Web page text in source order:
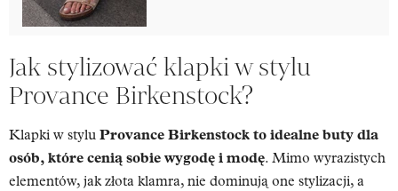
Jak stylizować klapki w stylu
Provance Birkenstock?
Klapki w stylu Provance Birkenstock to idealne buty dla
osób, które cenią sobie wygodę i modę. Mimo wyrazistych
elementów, jak złota klamra, nie dominują one stylizacji, a